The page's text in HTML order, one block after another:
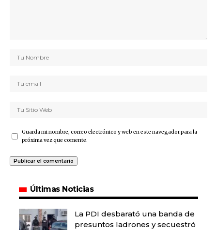
Guarda mi nombre, correo electrónico y web en este navegador para la
próxima vez que comente.
Últimas Noticias
La PDI desbarató una banda de
presuntos ladrones y secuestró